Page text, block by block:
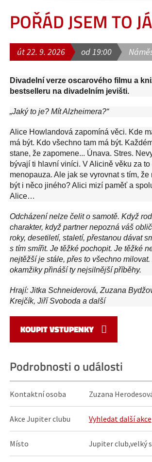
POŘÁD JSEM TO JÁ
út 22. 9. 2026 od 19:00
Divadelní verze oscarového filmu a
bestselleru na divadelním jevišti.
„Jaký to je? Mít Alzheimera?“
Alice Howlandová zapomíná věci. Kde
má být. Kdo všechno tam má být.
stane, že zapomene... Únava. Stres.
bývají ti hlavní viníci. V Alicině věku za to
menopauza. Ale jak se vyrovnat s tím, že
být i něco jiného? Alici mizí paměť a
Alice…
Odcházení nelze čelit o samotě. Když
charakter, když partner nepozná váš
roky, desetiletí, staletí, přestanou dávat
s tím smířit. Je těžké pochopit. Je těžké
nejtěžší je stále, přes to všechno
okamžiky přináší ty nejsilnější příběhy.
Hrají: Jitka Schneiderová, Zuzana
Krejčík, Jiří Svoboda a další
KOUPIT VSTUPENKY
Podrobnosti o události
Kontaktní osoba Zuzana
Akce Jupiter clubu Vyhledat další akce
Místo Jupiter club,velký